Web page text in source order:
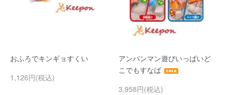
おふろでキンギョすくい
1,126円(税込)
アンパンマン遊びいっぱいど
こでもすなば
3,958円(税込)